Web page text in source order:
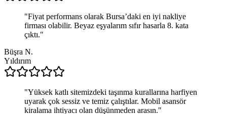
"Fiyat performans olarak Bursa’daki en iyi nakliye
firması olabilir. Beyaz eşyalarım sıfır hasarla 8. kata
çıktı."
Büşra N.
Yıldırım
"Yüksek katlı sitemizdeki taşınma kurallarına harfiyen
uyarak çok sessiz ve temiz çalıştılar. Mobil asansör
kiralama ihtiyacı olan düşünmeden arasın."